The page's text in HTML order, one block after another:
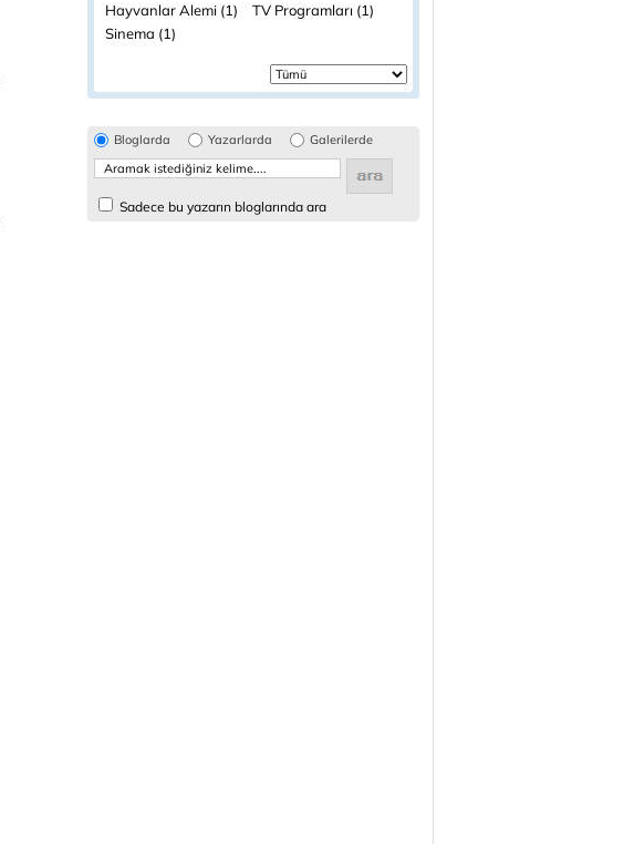
Hayvanlar Alemi (1)
TV Programları (1)
Sinema (1)
Bloglarda Yazarlarda Galerilerde
Sadece bu yazarın bloglarında ara